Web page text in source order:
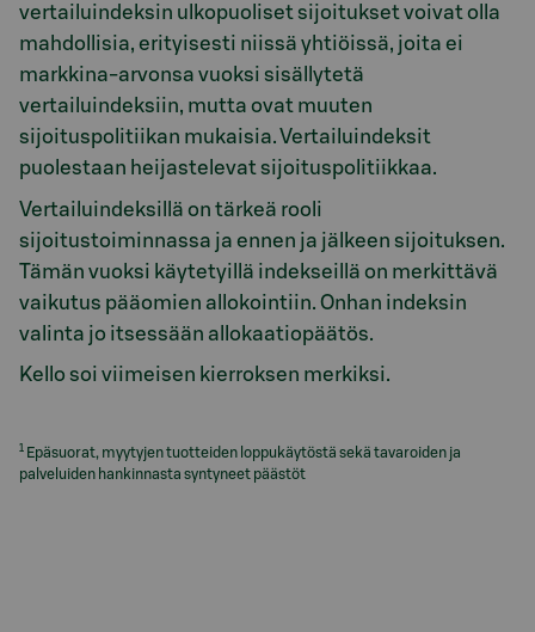
vertailuindeksin ulkopuoliset sijoitukset voivat olla
mahdollisia, erityisesti niissä yhtiöissä, joita ei
markkina-arvonsa vuoksi sisällytetä
vertailuindeksiin, mutta ovat muuten
sijoituspolitiikan mukaisia. Vertailuindeksit
puolestaan heijastelevat sijoituspolitiikkaa.
Vertailuindeksillä on tärkeä rooli
sijoitustoiminnassa ja ennen ja jälkeen sijoituksen.
Tämän vuoksi käytetyillä indekseillä on merkittävä
vaikutus pääomien allokointiin. Onhan indeksin
valinta jo itsessään allokaatiopäätös.
Kello soi viimeisen kierroksen merkiksi.
1 Epäsuorat, myytyjen tuotteiden loppukäytöstä sekä tavaroiden ja
palveluiden hankinnasta syntyneet päästöt